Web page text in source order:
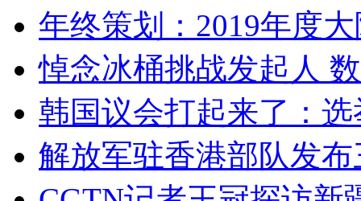
年终策划：2019年度
悼念冰桶挑战发起人
韩国议会打起来了：
解放军驻香港部队发